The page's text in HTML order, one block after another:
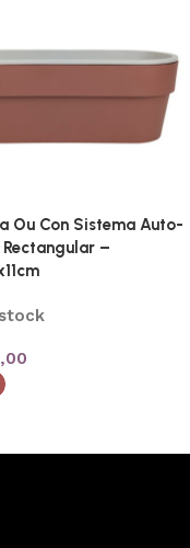
Ou Con Sistema Auto-
Rectangular –